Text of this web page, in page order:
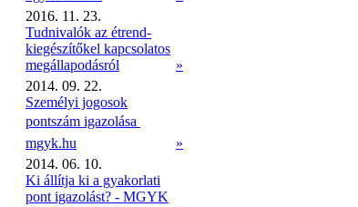
2016. 11. 23.
Tudnivalók az étrend-
kiegészítőkel kapcsolatos
megállapodásról
»
2014. 09. 22.
Személyi jogosok
pontszám igazolása 
mgyk.hu
»
2014. 06. 10.
Ki állítja ki a gyakorlati
pont igazolást? - MGYK